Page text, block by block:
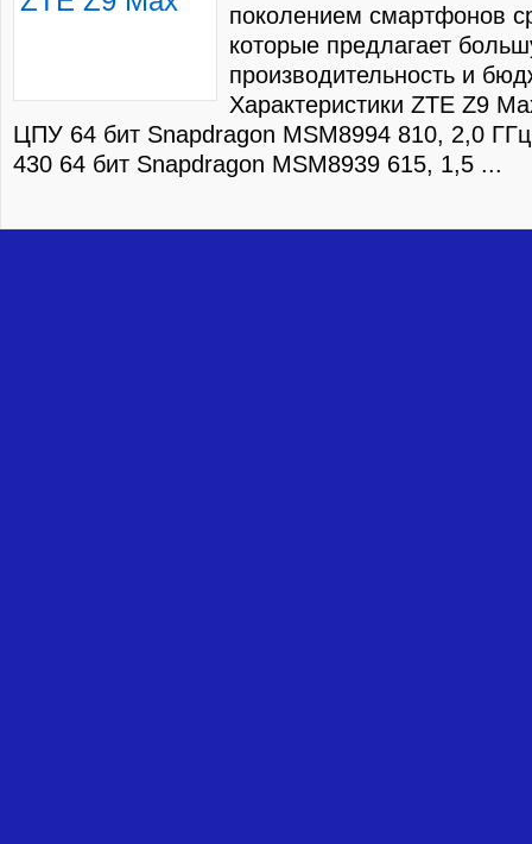
поколением смартфонов
которые предлагает
производительность и
Характеристики ZTE Z9
ЦПУ 64 бит Snapdragon MSM8994 810, 2,0
430 64 бит Snapdragon MSM8939 615, 1,5 ...